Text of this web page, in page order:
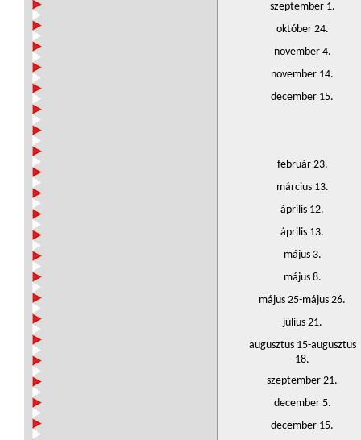
szeptember 1.
október 24.
november 4.
november 14.
december 15.
február 23.
március 13.
április 12.
április 13.
május 3.
május 8.
május 25-május 26.
július 21.
augusztus 15-augusztus
18.
szeptember 21.
december 5.
december 15.